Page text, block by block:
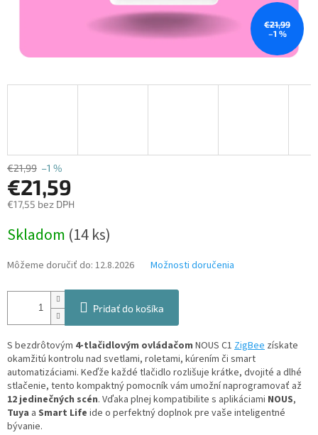
€21,99
–1 %
€21,99 –1 %
€21,59
€17,55 bez DPH
cena:
Skladom (14 ks)
Môžeme doručiť do: 12.8.2026 Možnosti doručenia
Pridať do košíka
S bezdrôtovým 4-tlačidlovým ovládačom NOUS C1 ZigBee získate
okamžitú kontrolu nad svetlami, roletami, kúrením či smart
automatizáciami. Keďže každé tlačidlo rozlišuje krátke, dvojité a dlhé
stlačenie, tento kompaktný pomocník vám umožní naprogramovať až
12 jedinečných scén. Vďaka plnej kompatibilite s aplikáciami NOUS,
Tuya a Smart Life ide o perfektný doplnok pre vaše inteligentné
bývanie.